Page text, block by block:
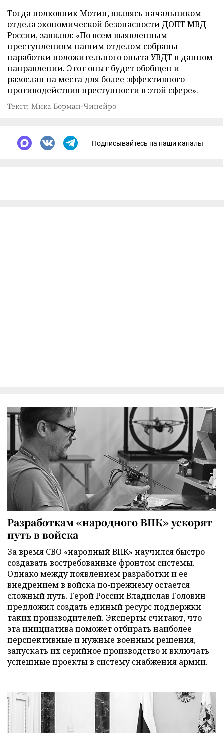
Тогда полковник Мотин, являясь начальником
отдела экономической безопасности ДОПТ МВД
России, заявлял: «По всем выявленным
преступлениям нашим отделом собраны
наработки положительного опыта УВДТ в данном
направлении. Этот опыт будет обобщен и
разослан на места для более эффективного
противодействия преступности в этой сфере».
Текст: Мика Борман-Чинейро
Подписывайтесь на наши каналы
Разработкам «народного ВПК» ускорят
путь в войска
За время СВО «народный ВПК» научился быстро
создавать востребованные фронтом системы.
Однако между появлением разработки и ее
внедрением в войска по-прежнему остается
сложный путь. Герой России Владислав Головин
предложил создать единый ресурс поддержки
таких производителей. Эксперты считают, что
эта инициатива поможет отбирать наиболее
перспективные и нужные военным решения,
запускать их серийное производство и включать
успешные проекты в систему снабжения армии.